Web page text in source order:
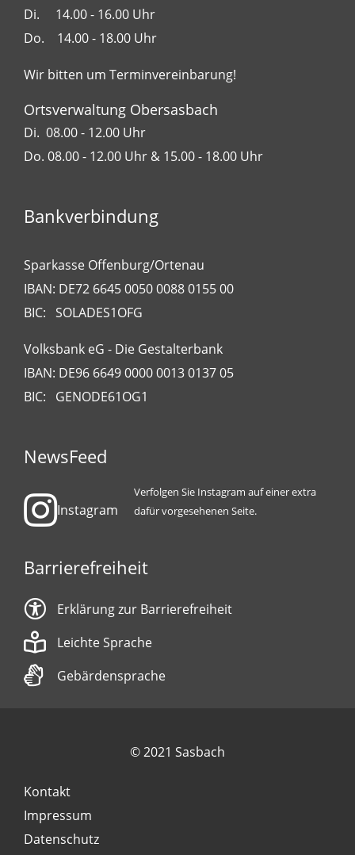
Di. 14.00 - 16.00 Uhr
Do. 14.00 - 18.00 Uhr
Wir bitten um Terminvereinbarung!
Ortsverwaltung Obersasbach
Di. 08.00 - 12.00 Uhr
Do. 08.00 - 12.00 Uhr & 15.00 - 18.00 Uhr
Bankverbindung
Sparkasse Offenburg/Ortenau
IBAN: DE72 6645 0050 0088 0155 00
BIC: SOLADES1OFG
Volksbank eG - Die Gestalterbank
IBAN: DE96 6649 0000 0013 0137 05
BIC: GENODE61OG1
NewsFeed
Instagram
Verfolgen Sie Instagram auf einer extra
dafür vorgesehenen Seite.
Barrierefreiheit
Erklärung zur Barrierefreiheit
Leichte Sprache
Gebärdensprache
© 2021 Sasbach
Kontakt
Impressum
Datenschutz